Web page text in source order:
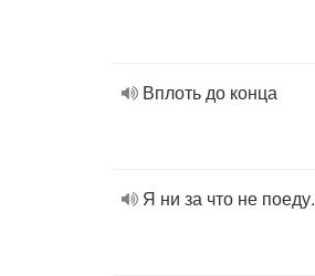
Вплоть до конца
Я ни за что не поеду.